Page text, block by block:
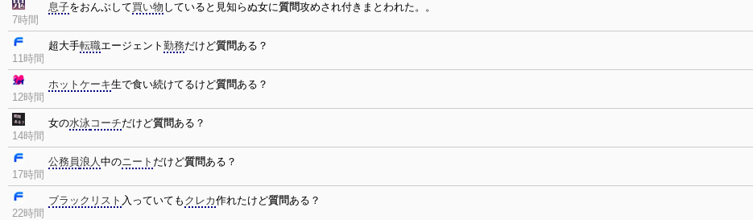
7時間
息子をおんぶして買い物 していると見知らぬ女に質問攻めされ付きまとわれた。。
11時間
超大手転職エージェント 勤務だけど質問ある？
12時間
ホットケーキ生で食い続けてるけど質問ある？
14時間
女の水泳コーチだけど質問ある？
17時間
公務員浪人中のニート だけど質問ある？
22時間
ブラックリスト 入っていても クレカ作れたけど質問ある？